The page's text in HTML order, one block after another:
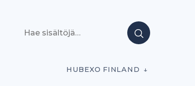
HUBEXO FINLAND